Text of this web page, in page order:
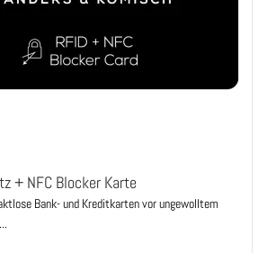
+ NFC Blocker Karte
Bank- und Kreditkarten vor ungewolltem